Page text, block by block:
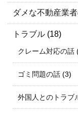
ダメな不動産業
トラブル (18)
クレーム対応の話
ゴミ問題の話 (3)
外国人とのトラブ